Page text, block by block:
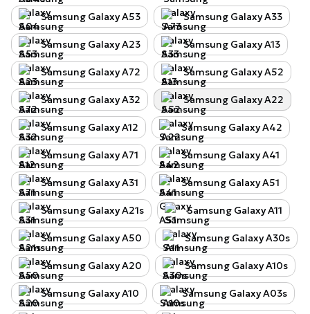
Samsung Galaxy A53 Samsung Galaxy A33
Samsung Galaxy A23 Samsung Galaxy A13
Samsung Galaxy A72 Samsung Galaxy A52
Samsung Galaxy A32 Samsung Galaxy A22
Samsung Galaxy A12 Samsung Galaxy A42
Samsung Galaxy A71 Samsung Galaxy A41
Samsung Galaxy A31 Samsung Galaxy A51
Samsung Galaxy A21s Samsung Galaxy A11
Samsung Galaxy A50 Samsung Galaxy A30s
Samsung Galaxy A20 Samsung Galaxy A10s
Samsung Galaxy A10 Samsung Galaxy A03s